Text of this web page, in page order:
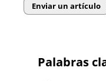
Enviar un artículo
Palabras